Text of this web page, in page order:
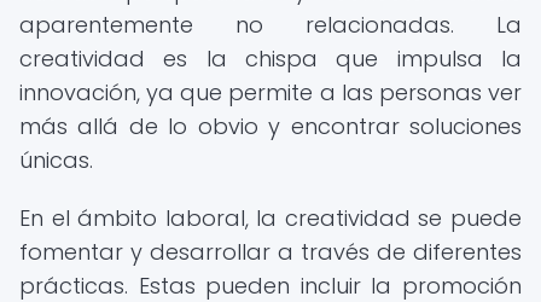
aparentemente no relacionadas. La
creatividad es la chispa que impulsa la
innovación, ya que permite a las personas ver
más allá de lo obvio y encontrar soluciones
únicas.
En el ámbito laboral, la creatividad se puede
fomentar y desarrollar a través de diferentes
prácticas. Estas pueden incluir la promoción